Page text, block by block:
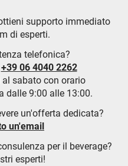
supporto immediato
di esperti.
telefonica?
+39 06 4040 2262
sabato con orario
dalle 9:00 alle 13:00.
un'offerta dedicata?
un'email
per il beverage?
esperti!